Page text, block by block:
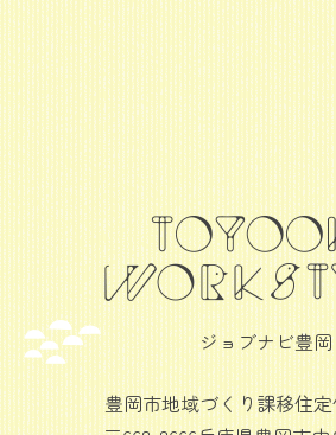
ジョブナビ豊岡
豊岡市地域づくり課移住